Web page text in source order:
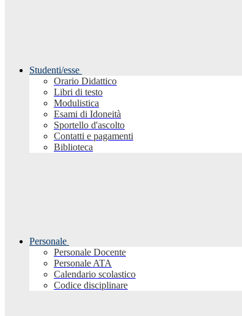
Studenti/esse
Orario Didattico
Libri di testo
Modulistica
Esami di Idoneità
Sportello d'ascolto
Contatti e pagamenti
Biblioteca
Personale
Personale Docente
Personale ATA
Calendario scolastico
Codice disciplinare